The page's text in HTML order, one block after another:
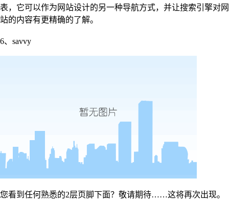
表，它可以作为网站设计的另一种导航方式，并让搜索引擎对网
站的内容有更精确的了解。
6、savvy
您看到任何熟悉的2层页脚下面？敬请期待……这将再次出现。